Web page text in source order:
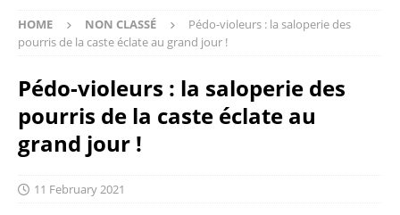
HOME NON CLASSÉ
Pédo-violeurs : la saloperie des
pourris de la caste éclate au grand jour !
Pédo-violeurs : la saloperie des
pourris de la caste éclate au
grand jour !
11 February 2021